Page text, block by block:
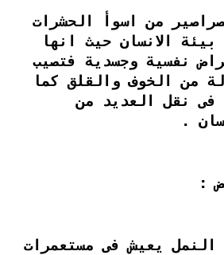
من اسوأ الحشرات
بيئة الانسان حيث انها
نفسية وجسدية فتصيب
من الخوف والقلق كما
فى نقل العديد من
.
:
يعيش فى مستعمرات